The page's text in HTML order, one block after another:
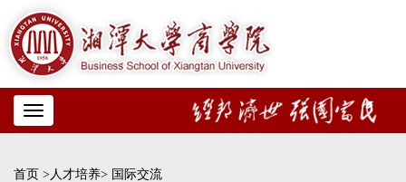
Toggle
navigation
首页 >人才培养> 国际交流